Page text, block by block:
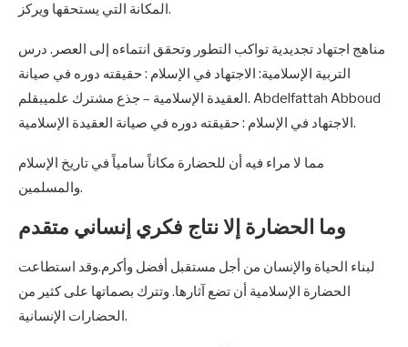
المكانة التي يستحقها ويركز.
مناهج اجتهاد تجديدية تواكب التطور وتحقق انتماءه إلى العصر. درس
التربية الإسلامية: الاجتهاد في الإسلام : حقيقته دوره في صيانة
العقيدة الإسلامية – جذع مشترك علميبقلم. Abdelfattah Abboud
الاجتهاد في الإسلام : حقيقته دوره في صيانة العقيدة الإسلامية.
مما لا مراء فيه أن للحضارة مكاناً سامياً في تاريخ الإسلام
والمسلمين.
وما الحضارة إلا نتاج فكري إنساني متقدم
لبناء الحياة والإنسان من أجل مستقبل أفضل وأكرم.وقد استطاعت
الحضارة الإسلامية أن تضع آثارها. وتترك بصماتها على كثير من
الحضارات الإنسانية.